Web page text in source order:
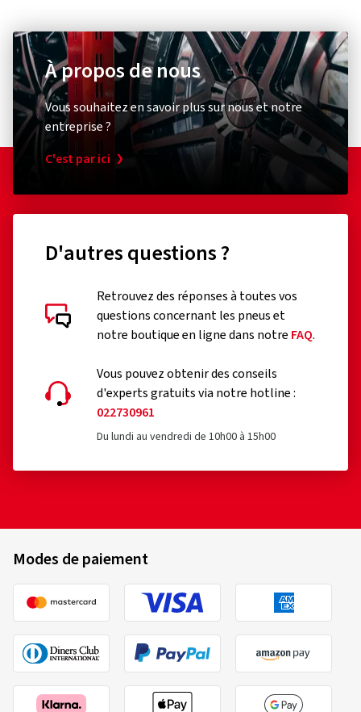
À propos de nous
Vous souhaitez en savoir plus sur nous et notre
entreprise ?
C'est par ici
D'autres questions ?
Retrouvez des réponses à toutes vos
questions concernant les pneus et
notre boutique en ligne dans notre FAQ.
Vous pouvez obtenir des conseils
d'experts gratuits via notre hotline :
022730961
Du lundi au vendredi de 10h00 à 15h00
Modes de paiement